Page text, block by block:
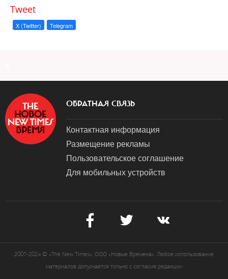
Tweet
X (Twitter) Telegram
ОБРАТНАЯ СВЯЗЬ
Контактная информация
Размещение рекламы
Пользовательское соглашение
Для мобильных устройств
2007-2024 © «The New Times». ООО «Новые Времена». Любое использование
материалов допускается только с согласия редакции.